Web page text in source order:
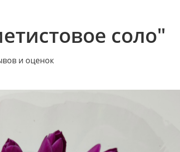
соло"
и оценок